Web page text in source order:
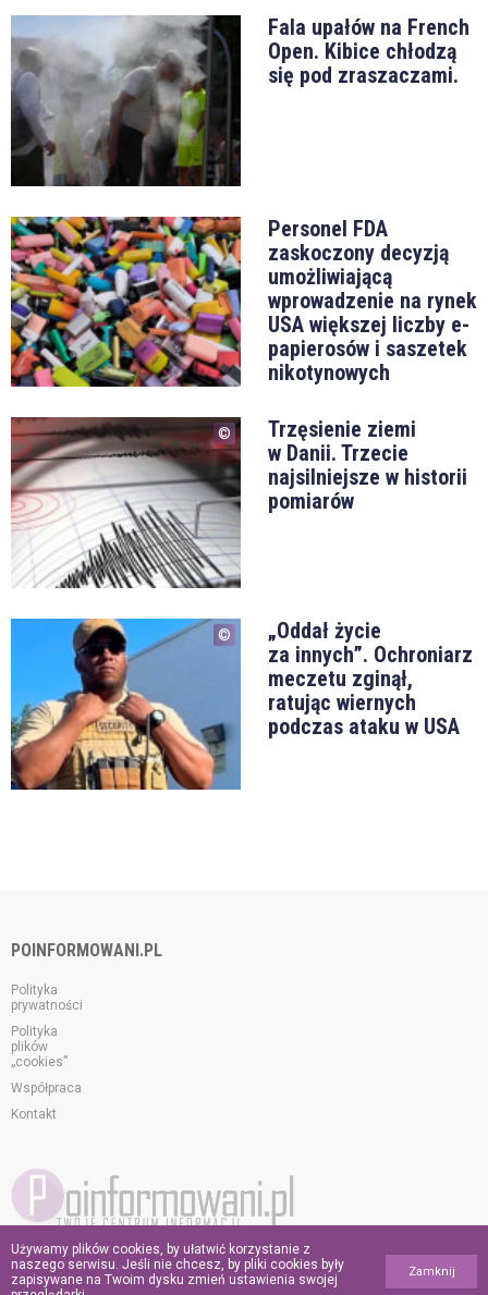
Fala upałów na French
Open. Kibice chłodzą
się pod zraszaczami.
Personel FDA
zaskoczony decyzją
umożliwiającą
wprowadzenie na rynek
USA większej liczby e-
papierosów i saszetek
nikotynowych
Trzęsienie ziemi
w Danii. Trzecie
najsilniejsze w historii
pomiarów
„Oddał życie
za innych”. Ochroniarz
meczetu zginął,
ratując wiernych
podczas ataku w USA
POINFORMOWANI.PL
Polityka
prywatności
Polityka
plików
„cookies”
Współpraca
Kontakt
© 2026 poinformowani.pl.
Wszelkie prawa zastrzeżone.
Używamy plików cookies, by ułatwić korzystanie z
naszego serwisu. Jeśli nie chcesz, by pliki cookies były
zapisywane na Twoim dysku zmień ustawienia swojej
Zamknij